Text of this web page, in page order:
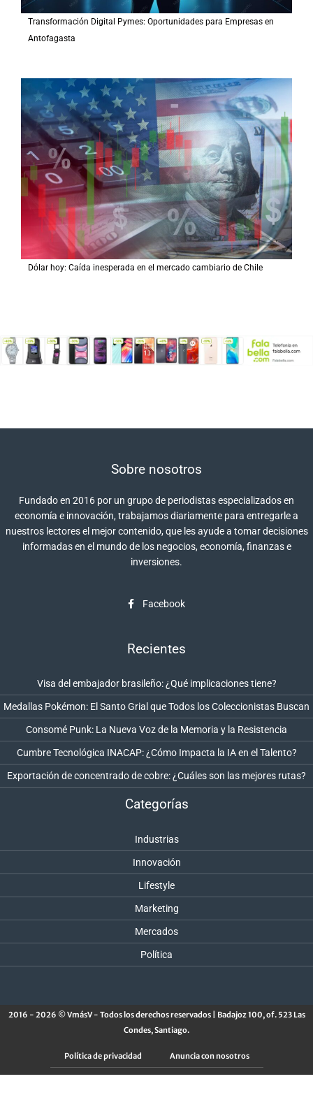
Transformación Digital Pymes: Oportunidades para Empresas en
Antofagasta
Dólar hoy: Caída inesperada en el mercado cambiario de Chile
Sobre nosotros
Fundado en 2016 por un grupo de periodistas especializados en
economía e innovación, trabajamos diariamente para entregarle a
nuestros lectores el mejor contenido, que les ayude a tomar decisiones
informadas en el mundo de los negocios, economía, finanzas e
inversiones.
Facebook
Recientes
Visa del embajador brasileño: ¿Qué implicaciones tiene?
Medallas Pokémon: El Santo Grial que Todos los Coleccionistas Buscan
Consomé Punk: La Nueva Voz de la Memoria y la Resistencia
Cumbre Tecnológica INACAP: ¿Cómo Impacta la IA en el Talento?
Exportación de concentrado de cobre: ¿Cuáles son las mejores rutas?
Categorías
Industrias
Innovación
Lifestyle
Marketing
Mercados
Política
2016 - 2026 © VmásV - Todos los derechos reservados | Badajoz 100, of. 523 Las
Condes, Santiago.
Política de privacidad Anuncia con nosotros